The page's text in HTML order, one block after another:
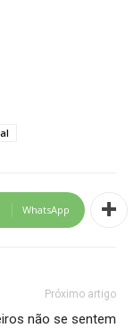
WhatsApp
Próximo artigo
não se sentem